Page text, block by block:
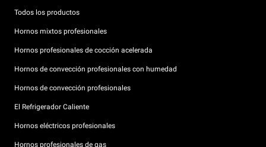
Todos los productos
Hornos mixtos profesionales
Hornos profesionales de cocción acelerada
Hornos de convección profesionales con humedad
Hornos de convección profesionales
El Refrigerador Caliente
Hornos eléctricos profesionales
Hornos profesionales de gas